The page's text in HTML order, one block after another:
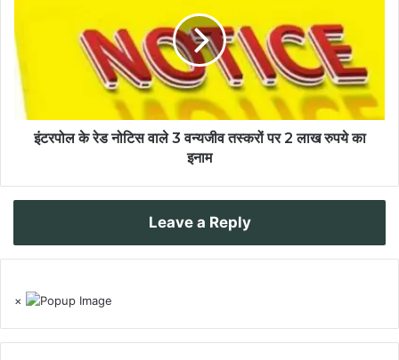
इंटरपोल के रेड नोटिस वाले 3 वन्यजीव तस्करों पर 2 लाख रुपये का
इनाम
Leave a Reply
×